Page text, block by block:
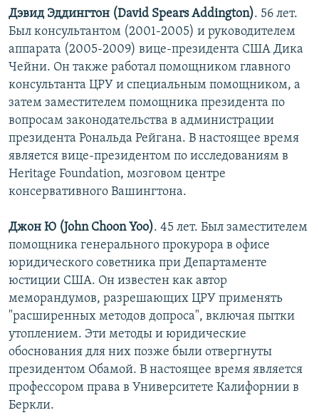
Дэвид Эддингтон (David Spears Addington). 56 лет.
Был консультантом (2001-2005) и руководителем
аппарата (2005-2009) вице-президента США Дика
Чейни. Он также работал помощником главного
консультанта ЦРУ и специальным помощником, а
затем заместителем помощника президента по
вопросам законодательства в администрации
президента Рональда Рейгана. В настоящее время
является вице-президентом по исследованиям в
Heritage Foundation, мозговом центре
консервативного Вашингтона.
Джон Ю (John Choon Yoo). 45 лет. Был заместителем
помощника генерального прокурора в офисе
юридического советника при Департаменте
юстиции США. Он известен как автор
меморандумов, разрешающих ЦРУ применять
"расширенных методов допроса", включая пытки
утоплением. Эти методы и юридические
обоснования для них позже были отвергнуты
президентом Обамой. В настоящее время является
профессором права в Университете Калифорнии в
Беркли.